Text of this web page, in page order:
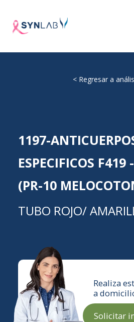
< Regresar a
1197-
ESPECIFICOS F419
(PR-10
TUBO ROJO/
Realiza
a
Solicitar